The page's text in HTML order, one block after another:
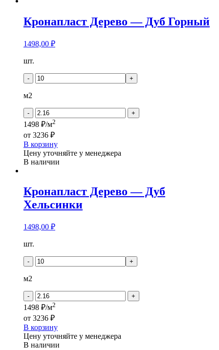
Кронапласт Дерево — Дуб Горный
1498,00 ₽
Количество
Кронапласт
-
Горный
шт.
- +
м2
- +
1498 ₽/м2
от 3236 ₽
В корзину
Цену уточняйте у менеджера
В наличии
Кронапласт Дерево — Дуб
Хельсинки
1498,00 ₽
Количество
Кронапласт
-
Хельсинки
шт.
- +
м2
- +
1498 ₽/м2
от 3236 ₽
В корзину
Цену уточняйте у менеджера
В наличии